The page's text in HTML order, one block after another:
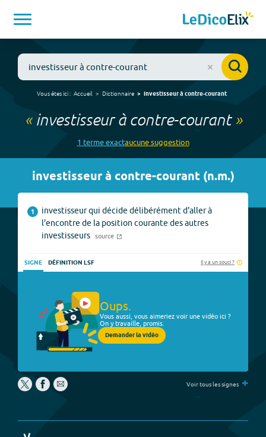
Vous êtes ici : Accueil Dictionnaire investisseur à contre-courant
« investisseur à contre-courant»
1 termeexactaucunesuggestion
investisseur à contre-courant(n.m.)
1
investisseur qui décide délibérément d'aller à
l'encontre de la position courante des autres
investisseurs
source
SIGNE DÉFINITION LSF Il y a un souci ?
Oups.
Vous aussi, vous aimeriez voir une vidéo ici ?
On y travaille, promis.
Demander la vidéo
Voir tous les signes +